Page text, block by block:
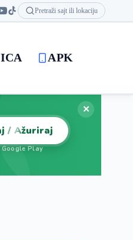
Pretraži sajt ili lokaciju
APK
/ Ažuriraj
Google Play
✕